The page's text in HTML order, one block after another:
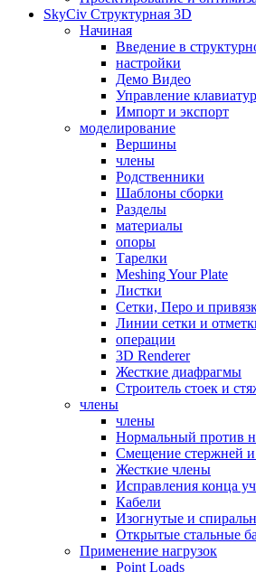
SkyCiv Структурная 3D
Начиная
Введение в
настройки
Демо Видео
Управление
Импорт и экспорт
моделирование
Вершины
члены
Родственники
Шаблоны сборки
Разделы
материалы
опоры
Тарелки
Meshing Your Plate
Листки
Сетки, Перо и
Линии сетки и
операции
3D Renderer
Жесткие диафрагмы
Строитель стоек и
члены
члены
Нормальный против
Смещение стержней и
Жесткие члены
Исправления конца
Кабели
Изогнутые и
Открытые стальные
Применение нагрузок
Point Loads